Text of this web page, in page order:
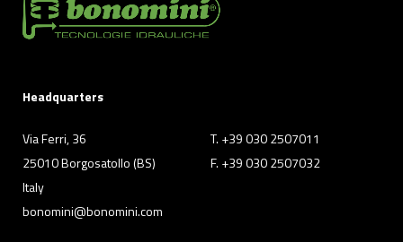
Headquarters
Via Ferri, 36
25010 Borgosatollo (BS)
Italy
T. +39 030 2507011
F. +39 030 2507032
bonomini@bonomini.com